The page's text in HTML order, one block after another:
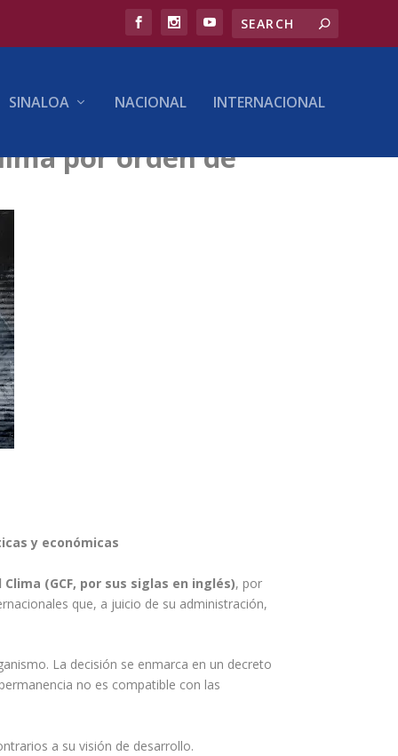
SINALOA NACIONAL INTERNACIONAL
por orden de
y económicas
(GCF, por sus siglas en inglés), por
que, a juicio de su administración,
La decisión se enmarca en un decreto
no es compatible con las
a su visión de desarrollo.